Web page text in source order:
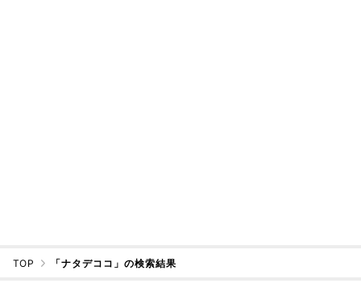
TOP 「ナタデココ」の検索結果